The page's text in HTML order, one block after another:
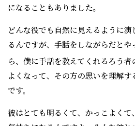
になることもありました。
どんな役でも自然に見えるように
るんですが、手話をしながらだと
ら、僕に手話を教えてくれるろう者
よくなって、その方の思いを理解
です。
彼はとても明るくて、かっこよくて